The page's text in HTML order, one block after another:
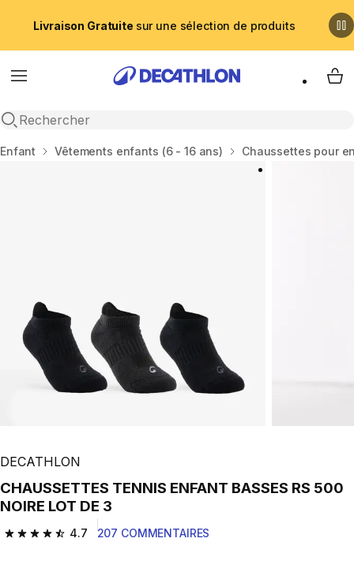
Livraison Gratuite sur une sélection de produits
Menu
Recherche ouverte
My
Accueil
Enfant Vêtements enfants (6 - 16 ans) Chaussettes pour
DECATHLON
CHAUSSETTES TENNIS ENFANT BASSES RS 500
NOIRE LOT DE 3
4.7
4.7 out of 5 stars from 207 reviews
207 COMMENTAIRES